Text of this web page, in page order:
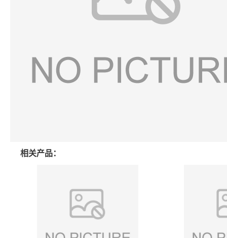
相关产品：